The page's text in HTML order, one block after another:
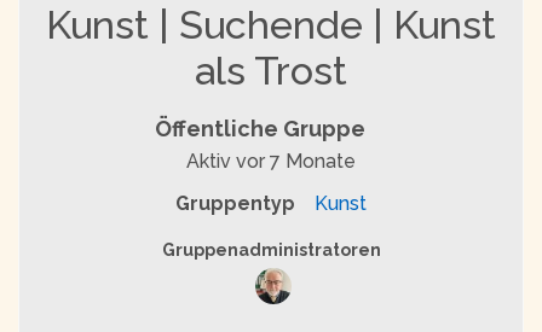
Kunst | Suchende | Kunst
als Trost
Öffentliche Gruppe
Aktiv vor 7 Monate
Gruppentyp
Kunst
Gruppenführung
Gruppenadministratoren